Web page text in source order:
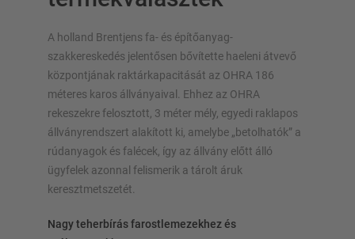
A holland Brentjens fa- és építőanyag-
szakkereskedés jelentősen bővítette haeleni átvevő
központjának raktárkapacitását az OHRA 186
méteres karos állványaival. Ehhez az OHRA
rekeszekre felosztott, 3 méter mély, egyedi raklapos
állványrendszert alakított ki, amelybe „betolhatók” a
rúdanyagok és falécek, így az állvány előtt álló
ügyfelek azonnal felismerik a tárolt áruk
keresztmetszetét.
Nagy teherbírás farostlemezekhez és
ÁLLVÁNYRENDSZEREK
Raklapos állvány
Mobil állványrendszerek
Automata raktári megoldások
Állványcsarnokok
Függőleges állványrendszer